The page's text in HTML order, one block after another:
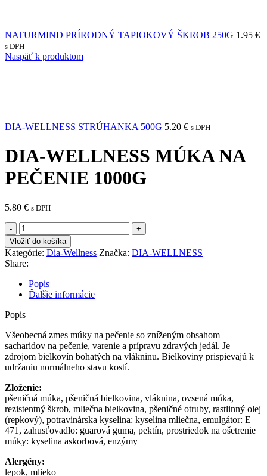
NATURMIND PRÍRODNÝ TAPIOKOVÝ ŠKROB 250G 1.95 €
s DPH
Naspäť k produktom
DIA-WELLNESS STRÚHANKA 500G 5.20 € s DPH
DIA-WELLNESS MÚKA NA
PEČENIE 1000G
5.80 € s DPH
množstvo
DIA-
WELLNESS
MÚKA
NA
PEČENIE
1000G
Vložiť do košíka
Kategórie: Dia-Wellness Značka: DIA-WELLNESS
Share:
Popis
Ďalšie informácie
Popis
Všeobecná zmes múky na pečenie so zníženým obsahom
sacharidov na pečenie, varenie a prípravu zdravých jedál. Je
zdrojom bielkovín bohatých na vlákninu. Bielkoviny prispievajú k
udržaniu normálneho stavu kostí.
Zloženie:
pšeničná múka, pšeničná bielkovina, vláknina, ovsená múka,
rezistentný škrob, mliečna bielkovina, pšeničné otruby, rastlinný olej
(repkový), potravinárska kyselina: kyselina mliečna, emulgátor: E
471, zahusťovadlo: guarová guma, pektín, prostriedok na ošetrenie
múky: kyselina askorbová, enzýmy
Alergény:
lepok, mlieko